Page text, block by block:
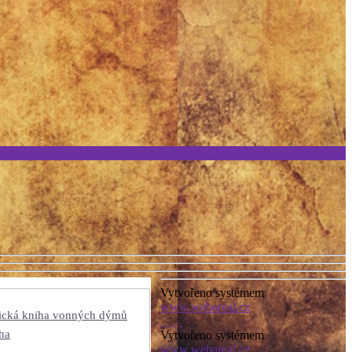
kniha vonných dýmů
Vytvořeno systémem
www.webareal.cz
Vytvořeno systémem
www.webareal.cz